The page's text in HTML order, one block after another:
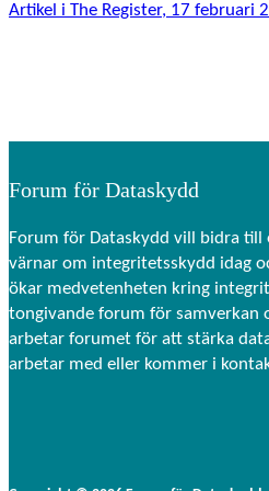
Artikel i The Register, 17 februari
Forum för Dataskydd
Forum för Dataskydd vill bidra
värnar om integritetsskydd idag
ökar medvetenheten kring
tongivande forum för samverkan
arbetar forumet för att stärka
arbetar med eller kommer i
bra som
kommer viss
att försvinna
hemsidan.
Marknadsföring
Genom att dela
med dig av dina